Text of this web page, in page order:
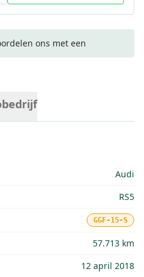
ons met een
Audi
RS5
GGF-15-S
57.713 km
12 april 2018